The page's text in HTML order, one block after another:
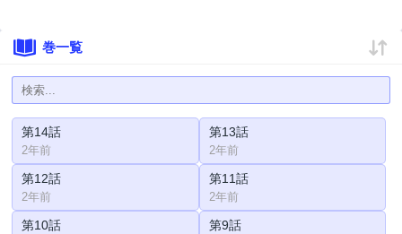
巻一覧
第14話
2年前
第13話
2年前
第12話
2年前
第11話
2年前
第10話 第9話